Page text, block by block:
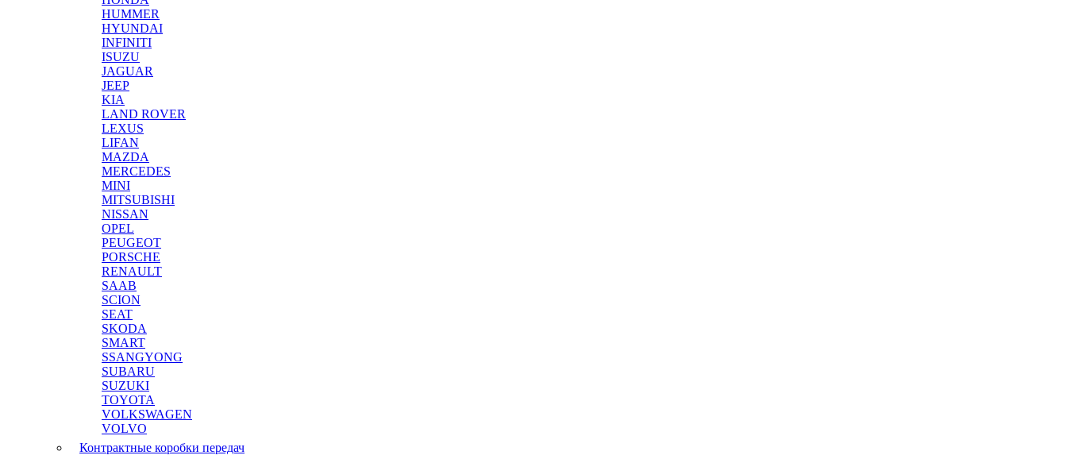
HUMMER
HYUNDAI
INFINITI
ISUZU
JAGUAR
JEEP
KIA
LAND ROVER
LEXUS
LIFAN
MAZDA
MERCEDES
MINI
MITSUBISHI
NISSAN
OPEL
PEUGEOT
PORSCHE
RENAULT
SAAB
SCION
SEAT
SKODA
SMART
SSANGYONG
SUBARU
SUZUKI
TOYOTA
VOLKSWAGEN
VOLVO
Контрактные коробки передач